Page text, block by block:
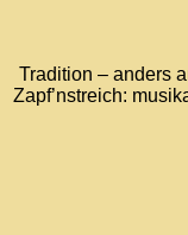
Tradition – anders
Zapf’nstreich: